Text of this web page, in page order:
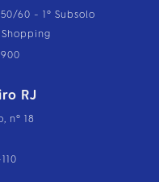
60 - 1º Subsolo
RJ
nº 18